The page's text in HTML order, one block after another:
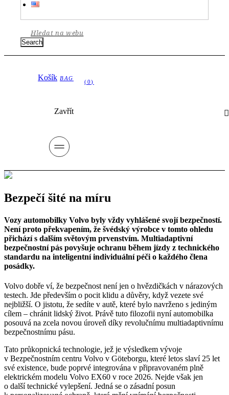
Search
Košík
Zavřít
Bezpečí šité na míru
Vozy automobilky Volvo byly vždy vyhlášené svojí bezpečností.
Není proto překvapením, že švédský výrobce v tomto ohledu
přichází s dalším světovým prvenstvím. Multiadaptivní
bezpečnostní pás povyšuje ochranu během jízdy z technického
standardu na inteligentní individuální péči o každého člena
posádky.
Volvo dobře ví, že bezpečnost není jen o hvězdičkách v nárazových
testech. Jde především o pocit klidu a důvěry, když vezete své
nejbližší. O jistotu, že sedíte v autě, které bylo navrženo s jediným
cílem – chránit lidský život. Právě tuto filozofii nyní automobilka
posouvá na zcela novou úroveň díky revolučnímu multiadaptivnímu
bezpečnostnímu pásu.
Tato průkopnická technologie, jež je výsledkem vývoje
v Bezpečnostním centru Volvo v Göteborgu, které letos slaví 25 let
své existence, bude poprvé integrována v připravovaném plně
elektrickém modelu Volvo EX60 v roce 2026. Nejde však jen
o další technické vylepšení. Jedná se o zásadní posun